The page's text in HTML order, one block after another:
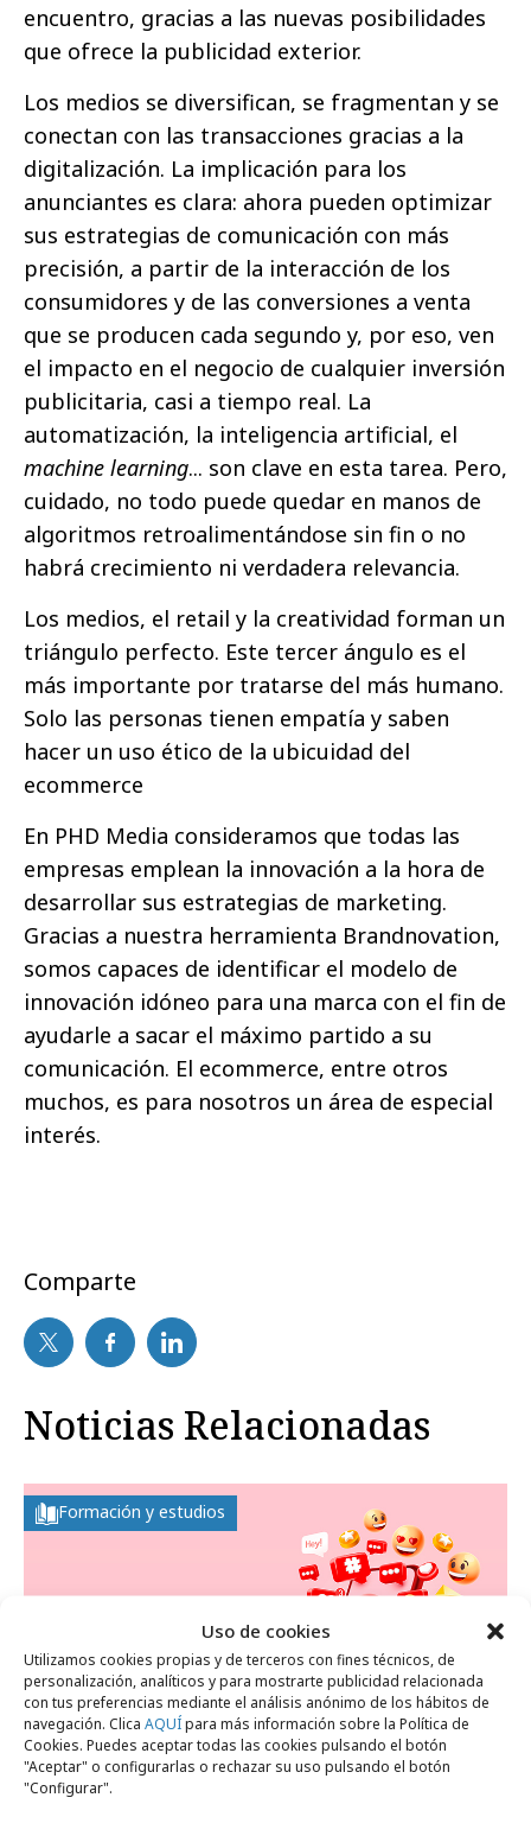
Uso de cookies
Utilizamos cookies propias y de terceros con fines técnicos, de
personalización, analíticos y para mostrarte publicidad relacionada
con tus preferencias mediante el análisis anónimo de los hábitos de
navegación. Clica AQUÍpara más información sobre la Política de
Cookies. Puedes aceptar todas las cookies pulsando el botón
"Aceptar" o configurarlas o rechazar su uso pulsando el botón
"Configurar".
encuentro, gracias a las nuevas posibilidades
que ofrece la publicidad exterior.
Los medios se diversifican, se fragmentan y se
conectan con las transacciones gracias a la
digitalización. La implicación para los
anunciantes es clara: ahora pueden optimizar
sus estrategias de comunicación con más
precisión, a partir de la interacción de los
consumidores y de las conversiones a venta
que se producen cada segundo y, por eso, ven
el impacto en el negocio de cualquier inversión
publicitaria, casi a tiempo real. La
automatización, la inteligencia artificial, el
machine learning... son clave en esta tarea. Pero,
cuidado, no todo puede quedar en manos de
algoritmos retroalimentándose sin fin o no
habrá crecimiento ni verdadera relevancia.
Los medios, el retail y la creatividad forman un
triángulo perfecto. Este tercer ángulo es el
más importante por tratarse del más humano.
Solo las personas tienen empatía y saben
hacer un uso ético de la ubicuidad del
ecommerce
En PHD Media consideramos que todas las
empresas emplean la innovación a la hora de
desarrollar sus estrategias de marketing.
Gracias a nuestra herramienta Brandnovation,
somos capaces de identificar el modelo de
innovación idóneo para una marca con el fin de
ayudarle a sacar el máximo partido a su
comunicación. El ecommerce, entre otros
muchos, es para nosotros un área de especial
interés.
Comparte
Noticias Relacionadas
Formación y estudios
miércoles, 19 de noviembre 2025